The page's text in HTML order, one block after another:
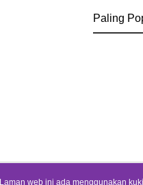
Paling
Laman web ini ada menggunakan